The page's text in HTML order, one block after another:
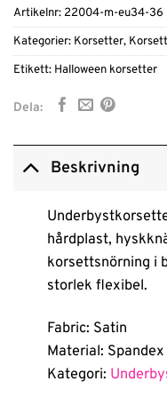
Artikelnr: 22004-m-eu34-36
Kategorier: Korsetter,
Etikett: Halloween korsetter
Dela:
Beskrivning
hårdplast,
korsettsnörning i
storlek flexibel.
Fabric: Satin
Material:
Kategori: